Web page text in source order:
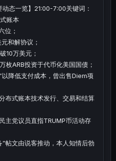
态一览】21:00-7:00关键词：
账本
位；
和解协议；
10万美元；
ARB投资于代币化美国国债；
降低支付成本，曾出售Diem项
布式账本技术发行、交易和结算
主党议员直指TRUMP币活动存
帖文由说客推动，本人知情后勃